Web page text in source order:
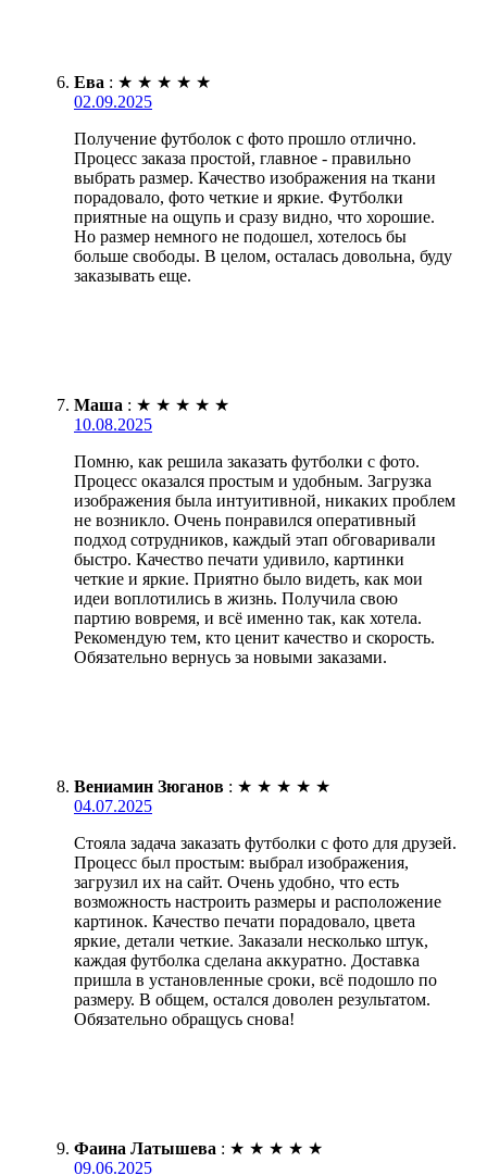
Ева : ★ ★ ★ ★ ★
02.09.2025
Получение футболок с фото прошло отлично.
Процесс заказа простой, главное - правильно
выбрать размер. Качество изображения на ткани
порадовало, фото четкие и яркие. Футболки
приятные на ощупь и сразу видно, что хорошие.
Но размер немного не подошел, хотелось бы
больше свободы. В целом, осталась довольна, буду
заказывать еще.
Маша : ★ ★ ★ ★ ★
10.08.2025
Помню, как решила заказать футболки с фото.
Процесс оказался простым и удобным. Загрузка
изображения была интуитивной, никаких проблем
не возникло. Очень понравился оперативный
подход сотрудников, каждый этап обговаривали
быстро. Качество печати удивило, картинки
четкие и яркие. Приятно было видеть, как мои
идеи воплотились в жизнь. Получила свою
партию вовремя, и всё именно так, как хотела.
Рекомендую тем, кто ценит качество и скорость.
Обязательно вернусь за новыми заказами.
Вениамин Зюганов : ★ ★ ★ ★ ★
04.07.2025
Стояла задача заказать футболки с фото для друзей.
Процесс был простым: выбрал изображения,
загрузил их на сайт. Очень удобно, что есть
возможность настроить размеры и расположение
картинок. Качество печати порадовало, цвета
яркие, детали четкие. Заказали несколько штук,
каждая футболка сделана аккуратно. Доставка
пришла в установленные сроки, всё подошло по
размеру. В общем, остался доволен результатом.
Обязательно обращусь снова!
Фаина Латышева : ★ ★ ★ ★ ★
09.06.2025